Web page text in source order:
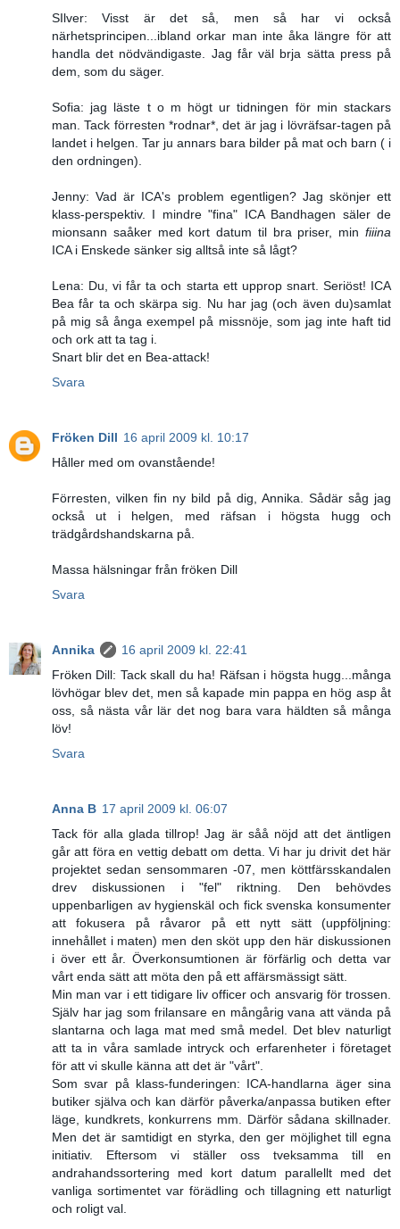
SIlver: Visst är det så, men så har vi också
närhetsprincipen...ibland orkar man inte åka längre för att
handla det nödvändigaste. Jag får väl brja sätta press på
dem, som du säger.
Sofia: jag läste t o m högt ur tidningen för min stackars
man. Tack förresten *rodnar*, det är jag i lövräfsar-tagen på
landet i helgen. Tar ju annars bara bilder på mat och barn ( i
den ordningen).
Jenny: Vad är ICA's problem egentligen? Jag skönjer ett
klass-perspektiv. I mindre "fina" ICA Bandhagen säler de
mionsann saåker med kort datum til bra priser, min fiiina
ICA i Enskede sänker sig alltså inte så lågt?
Lena: Du, vi får ta och starta ett upprop snart. Seriöst! ICA
Bea får ta och skärpa sig. Nu har jag (och även du)samlat
på mig så ånga exempel på missnöje, som jag inte haft tid
och ork att ta tag i.
Snart blir det en Bea-attack!
Svara
Fröken Dill 16 april 2009 kl. 10:17
Håller med om ovanstående!
Förresten, vilken fin ny bild på dig, Annika. Sådär såg jag
också ut i helgen, med räfsan i högsta hugg och
trädgårdshandskarna på.
Massa hälsningar från fröken Dill
Svara
Annika
16 april 2009 kl. 22:41
Fröken Dill: Tack skall du ha! Räfsan i högsta hugg...många
lövhögar blev det, men så kapade min pappa en hög asp åt
oss, så nästa vår lär det nog bara vara häldten så många
löv!
Svara
Anna B 17 april 2009 kl. 06:07
Tack för alla glada tillrop! Jag är såå nöjd att det äntligen
går att föra en vettig debatt om detta. Vi har ju drivit det här
projektet sedan sensommaren -07, men köttfärsskandalen
drev diskussionen i "fel" riktning. Den behövdes
uppenbarligen av hygienskäl och fick svenska konsumenter
att fokusera på råvaror på ett nytt sätt (uppföljning:
innehållet i maten) men den sköt upp den här diskussionen
i över ett år. Överkonsumtionen är förfärlig och detta var
vårt enda sätt att möta den på ett affärsmässigt sätt.
Min man var i ett tidigare liv officer och ansvarig för trossen.
Själv har jag som frilansare en mångårig vana att vända på
slantarna och laga mat med små medel. Det blev naturligt
att ta in våra samlade intryck och erfarenheter i företaget
för att vi skulle känna att det är "vårt".
Som svar på klass-funderingen: ICA-handlarna äger sina
butiker själva och kan därför påverka/anpassa butiken efter
läge, kundkrets, konkurrens mm. Därför sådana skillnader.
Men det är samtidigt en styrka, den ger möjlighet till egna
initiativ. Eftersom vi ställer oss tveksamma till en
andrahandssortering med kort datum parallellt med det
vanliga sortimentet var förädling och tillagning ett naturligt
och roligt val.